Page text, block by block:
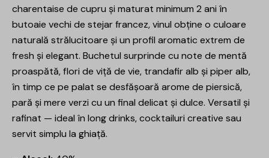
charentaise de cupru și maturat minimum 2 ani în
butoaie vechi de stejar francez, vinul obține o culoare
naturală strălucitoare și un profil aromatic extrem de
fresh și elegant. Buchetul surprinde cu note de mentă
proaspătă, flori de viță de vie, trandafir alb și piper alb,
în timp ce pe palat se desfășoară arome de piersică,
pară și mere verzi cu un final delicat și dulce. Versatil și
rafinat — ideal în long drinks, cocktailuri creative sau
servit simplu la ghiață.